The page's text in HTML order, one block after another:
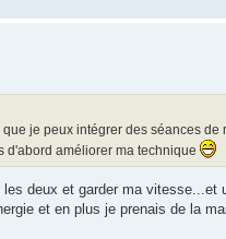
je peux intégrer des séances
d'abord améliorer ma technique
deux et garder ma vitesse...et
et en plus je prenais de la